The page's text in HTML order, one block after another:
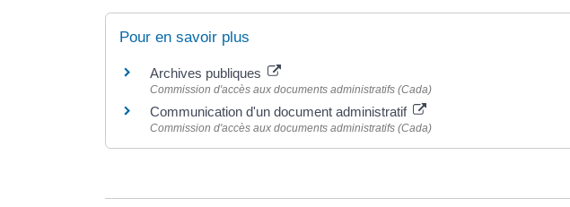
Pour en savoir plus
Archives publiques
Commission d'accès aux documents administratifs (Cada)
Communication d'un document administratif
Commission d'accès aux documents administratifs (Cada)